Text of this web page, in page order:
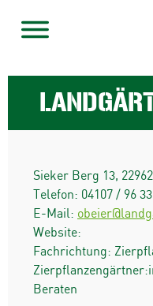
Sieker Berg 13, 22962
Telefon: 04107 / 96 33
E-Mail:
Website:
Fachrichtung:
Beraten